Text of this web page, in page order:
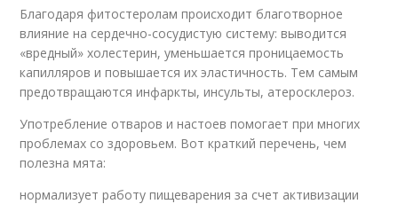
Благодаря фитостеролам происходит благотворное
влияние на сердечно-сосудистую систему: выводится
«вредный» холестерин, уменьшается проницаемость
капилляров и повышается их эластичность. Тем самым
предотвращаются инфаркты, инсульты, атеросклероз.
Употребление отваров и настоев помогает при многих
проблемах со здоровьем. Вот краткий перечень, чем
полезна мята:
нормализует работу пищеварения за счет активизации